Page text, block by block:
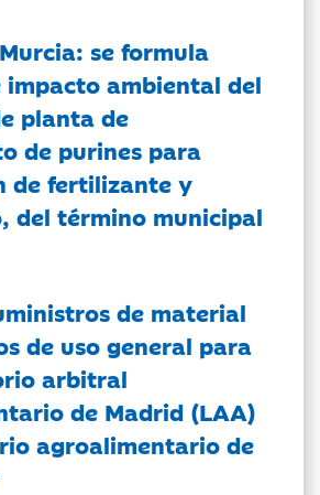
se formula
impacto ambiental del
planta de
de purines para
de fertilizante y
del término municipal
de material
de uso general para
arbitral
de Madrid (LAA)
agroalimentario de